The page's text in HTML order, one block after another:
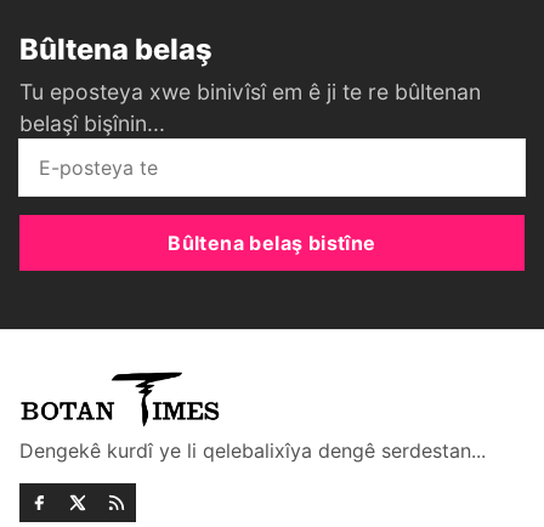
Bûltena belaş
Tu eposteya xwe binivîsî em ê ji te re bûltenan
belaşî bişînin...
Bûltena belaş bistîne
Dengekê kurdî ye li qelebalixîya dengê serdestan...